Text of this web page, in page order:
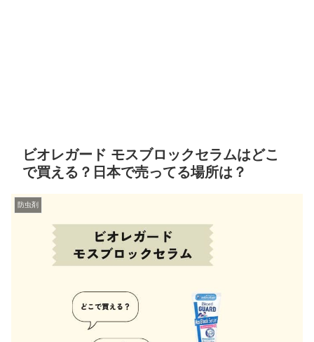
ビオレガード モスブロックセラムはどこ
で買える？日本で売ってる場所は？
防虫剤